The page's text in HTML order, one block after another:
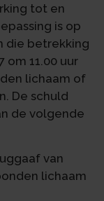
tot en
is op
die betrekking
om 11.00 uur
lichaam of
De schuld
de volgende
van
lichaam